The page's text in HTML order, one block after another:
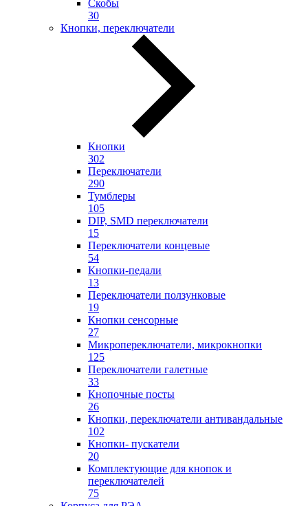
Скобы
30
Кнопки, переключатели
Кнопки
302
Переключатели
290
Тумблеры
105
DIP, SMD переключатели
15
Переключатели концевые
54
Кнопки-педали
13
Переключатели ползунковые
19
Кнопки сенсорные
27
Микропереключатели, микрокнопки
125
Переключатели галетные
33
Кнопочные посты
26
Кнопки, переключатели антивандальные
102
Кнопки- пускатели
20
Комплектующие для кнопок и
переключателей
75